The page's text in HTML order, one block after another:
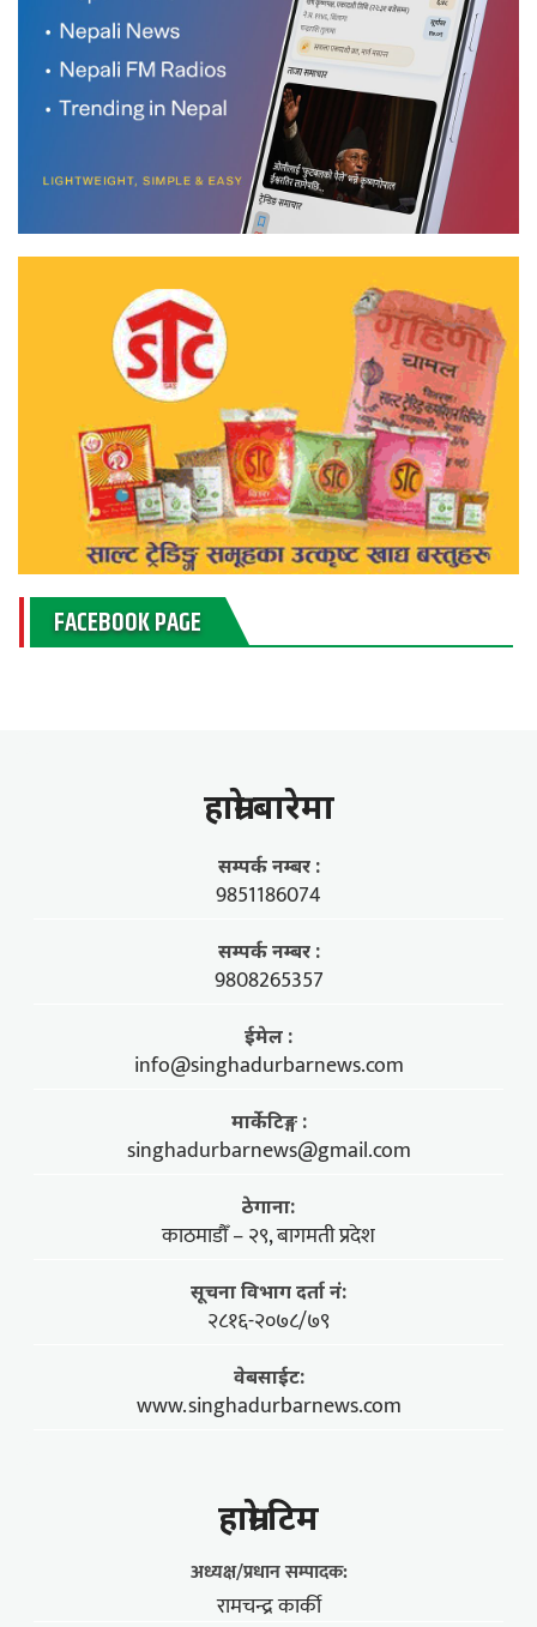
FACEBOOK PAGE
हाम्राे बारेमा
सम्पर्क नम्बर :
9851186074
सम्पर्क नम्बर :
9808265357
ईमेल :
info@singhadurbarnews.com
मार्केटिङ्ग :
singhadurbarnews@gmail.com
ठेगाना:
काठमाडौँ – २९, बागमती प्रदेश
सूचना विभाग दर्ता नं:
२८१६-२०७८/७९
वेबसाईट:
www.singhadurbarnews.com
हाम्राे टिम
अध्यक्ष/प्रधान सम्पादक:
रामचन्द्र कार्की